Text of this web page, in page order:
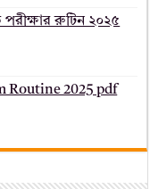
পরীক্ষার ‍রুটিন ২০২৫
Routine 2025 pdf